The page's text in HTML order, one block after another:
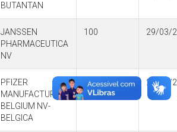
BUTANTAN
JANSSEN
PHARMACEUTICA
NV
100 29/03/
PFIZER
MANUFACTURING
BELGIUM NV-
BELGICA
54 24/03/